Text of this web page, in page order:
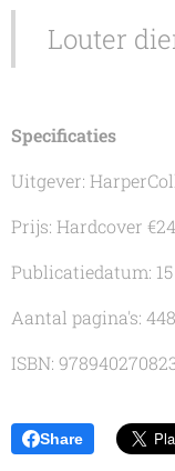
Louter
Specificaties
Uitgever:
Prijs: Hardcover
Publicatiedatum:
Aantal pagina's: 448
ISBN:
Share